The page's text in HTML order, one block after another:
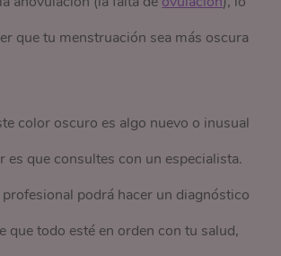
que tu menstruación sea más oscura
color oscuro es algo nuevo o inusual
es que consultes con un especialista.
podrá hacer un diagnóstico
que todo esté en orden con tu salud,